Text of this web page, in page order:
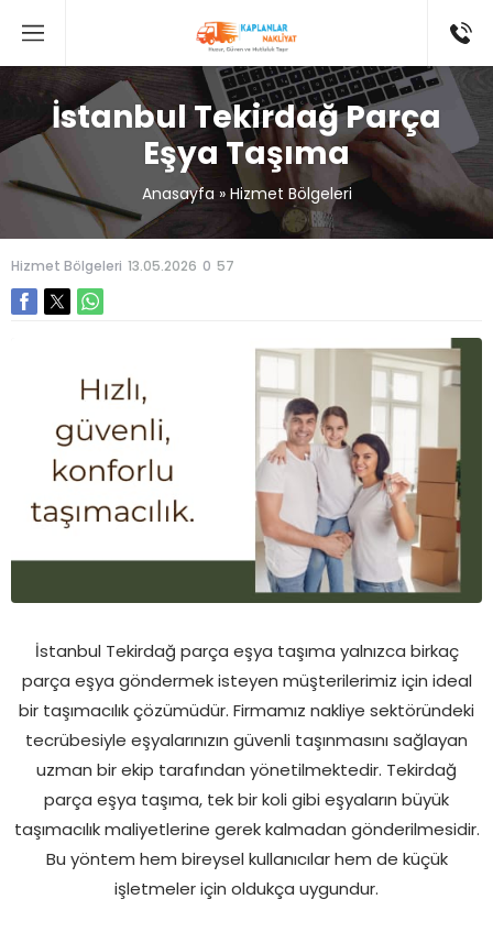
İstanbul Tekirdağ Parça
Eşya Taşıma
Anasayfa» Hizmet Bölgeleri
Hizmet Bölgeleri 13.05.2026 0 57
İstanbul Tekirdağ parça eşya taşıma yalnızca birkaç
parça eşya göndermek isteyen müşterilerimiz için ideal
bir taşımacılık çözümüdür. Firmamız nakliye sektöründeki
tecrübesiyle eşyalarınızın güvenli taşınmasını sağlayan
uzman bir ekip tarafından yönetilmektedir. Tekirdağ
parça eşya taşıma, tek bir koli gibi eşyaların büyük
taşımacılık maliyetlerine gerek kalmadan gönderilmesidir.
Bu yöntem hem bireysel kullanıcılar hem de küçük
işletmeler için oldukça uygundur.